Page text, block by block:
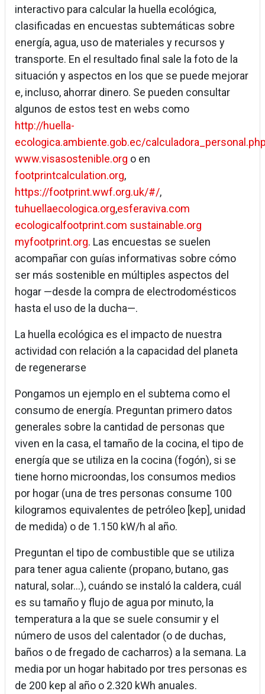
interactivo para calcular la huella ecológica,
clasificadas en encuestas subtemáticas sobre
energía, agua, uso de materiales y recursos y
transporte. En el resultado final sale la foto de la
situación y aspectos en los que se puede mejorar
e, incluso, ahorrar dinero. Se pueden consultar
algunos de estos test en webs como
http://huella-
ecologica.ambiente.gob.ec/
www.visasostenible.org o en
footprintcalculation.org,
https://footprint.wwf.org.uk/#/,
tuhuellaecologica.org,esferaviva.com
ecologicalfootprint.com sustainable.org
myfootprint.org. Las encuestas se suelen
acompañar con guías informativas sobre cómo
ser más sostenible en múltiples aspectos del
hogar —desde la compra de electrodomésticos
hasta el uso de la ducha—.
La huella ecológica es el impacto de nuestra
actividad con relación a la capacidad del planeta
de regenerarse
Pongamos un ejemplo en el subtema como el
consumo de energía. Preguntan primero datos
generales sobre la cantidad de personas que
viven en la casa, el tamaño de la cocina, el tipo de
energía que se utiliza en la cocina (fogón), si se
tiene horno microondas, los consumos medios
por hogar (una de tres personas consume 100
kilogramos equivalentes de petróleo [kep], unidad
de medida) o de 1.150 kW/h al año.
Preguntan el tipo de combustible que se utiliza
para tener agua caliente (propano, butano, gas
natural, solar…), cuándo se instaló la caldera, cuál
es su tamaño y flujo de agua por minuto, la
temperatura a la que se suele consumir y el
número de usos del calentador (o de duchas,
baños o de fregado de cacharros) a la semana. La
media por un hogar habitado por tres personas es
de 200 kep al año o 2.320 kWh anuales.